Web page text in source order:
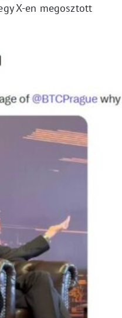
X-en megosztott